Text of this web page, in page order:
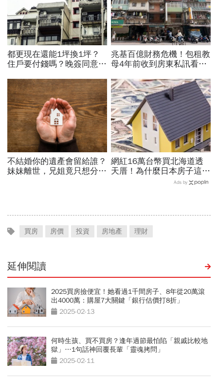
都更現在還能1坪換1坪？
住戶要付錢嗎？晚簽同意書
少？7個關鍵問題全面解答
兆基百億財務危機！包租教
母4年前收到房東私訊看出
危」：為何租約越多，風險
越高？
不結婚你的遺產會留給誰？
妹妹離世，兄姐竟只想分房
網紅16萬台幣買北海道透
天厝！為什麼日本房子這麼
便宜？旅日地產老手揭4大
Ads by
買房 房價 投資 房地產 理財
延伸閱讀
2025買房撿便宜！她看過1千間房子、8年從20萬滾
出4000萬：購屋7大關鍵「銀行估價打8折」
2025-02-13
何時生孩、買不買房？逢年過節最怕陷「親戚比較地
獄」…1句話神回覆長輩「靈魂拷問」
2025-02-11